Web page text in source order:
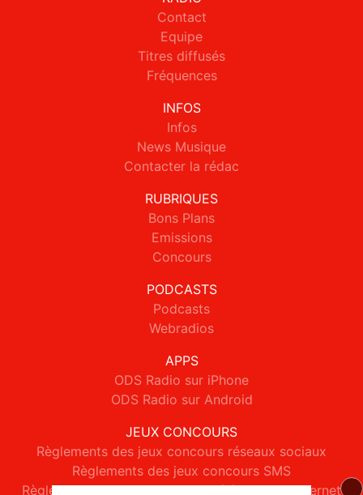
Contact
Equipe
Titres diffusés
Fréquences
INFOS
Infos
News Musique
Contacter la rédac
RUBRIQUES
Bons Plans
Emissions
Concours
PODCASTS
Podcasts
Webradios
APPS
ODS Radio sur iPhone
ODS Radio sur Android
JEUX CONCOURS
Règlements des jeux concours réseaux sociaux
Règlements des jeux concours SMS
Règlements des jeux concours téléphone et internet